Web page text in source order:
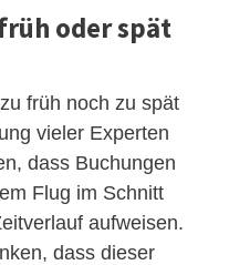
oder spät
früh noch zu spät
vieler Experten
dass Buchungen
Flug im Schnitt
aufweisen.
dass dieser